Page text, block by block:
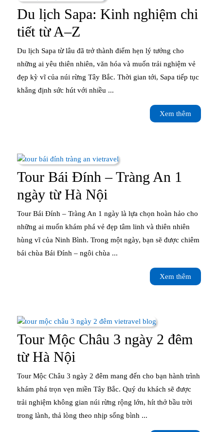
gì,
chơi
gì,
ở
đâu?
Du lịch Sapa: Kinh nghiệm chi
tiết từ A–Z
lịch
Sapa:
Kinh
từ
A–
Z
Du lịch Sapa từ lâu đã trở thành điểm hẹn lý tưởng cho
những ai yêu thiên nhiên, văn hóa và muốn trải nghiệm vẻ
đẹp kỳ vĩ của núi rừng Tây Bắc. Thời gian tới, Sapa tiếp tục
khẳng định sức hút với nhiều ...
Xem thêm
thêm
Tour Bái Đính – Tràng An 1
ngày từ Hà Nội
Bái
Đính
–
ngày
từ
Tour Bái Đính – Tràng An 1 ngày là lựa chọn hoàn hảo cho
những ai muốn khám phá vẻ đẹp tâm linh và thiên nhiên
hùng vĩ của Ninh Bình. Trong một ngày, bạn sẽ được chiêm
bái chùa Bái Đính – ngôi chùa ...
Xem thêm
thêm
Tour Mộc Châu 3 ngày 2 đêm
từ Hà Nội
Mộc
Châu
3
Tour Mộc Châu 3 ngày 2 đêm mang đến cho bạn hành trình
khám phá trọn vẹn miền Tây Bắc. Quý du khách sẽ được
trải nghiệm không gian núi rừng rộng lớn, hít thở bầu trời
trong lành, thả lòng theo nhịp sống bình ...